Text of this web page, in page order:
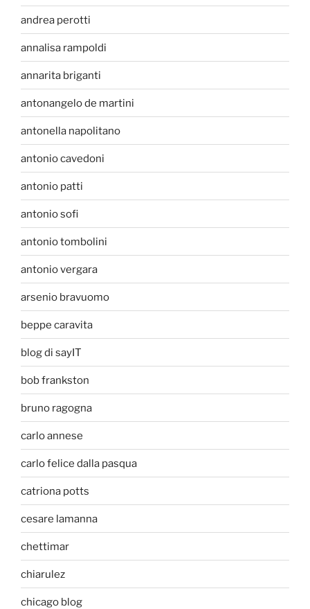
andrea perotti
annalisa rampoldi
annarita briganti
antonangelo de martini
antonella napolitano
antonio cavedoni
antonio patti
antonio sofi
antonio tombolini
antonio vergara
arsenio bravuomo
beppe caravita
blog di sayIT
bob frankston
bruno ragogna
carlo annese
carlo felice dalla pasqua
catriona potts
cesare lamanna
chettimar
chiarulez
chicago blog